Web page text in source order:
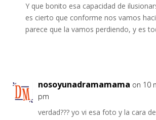
Y que bonito esa capacidad de
es cierto que conforme nos vamos
parece que la vamos perdiendo, y es
nosoyunadramamama on 10
pm
verdad??? yo vi esa foto y la cara